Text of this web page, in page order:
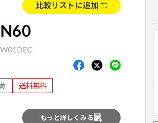
比較リストに追加
送料無料
もっと詳しくみる